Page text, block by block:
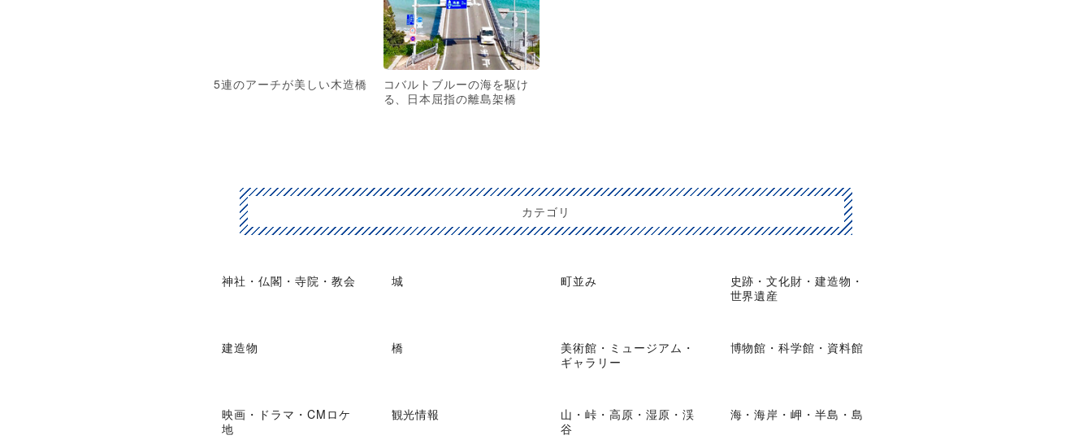
5連のアーチが美しい木造橋
コバルトブルーの海を駆け
る、日本屈指の離島架橋
カテゴリ
神社・仏閣・寺院・教会 城 町並み
史跡・文化財・建造物・
世界遺産
建造物 橋
美術館・ミュージアム・
ギャラリー
博物館・科学館・資料館
映画・ドラマ・CMロケ
地
観光情報
山・峠・高原・湿原・渓
谷
海・海岸・岬・半島・島